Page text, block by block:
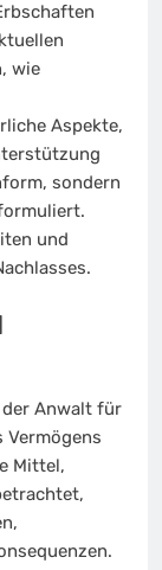
wie
Aspekte,
sondern
und
Anwalt für
Vermögens
Mittel,